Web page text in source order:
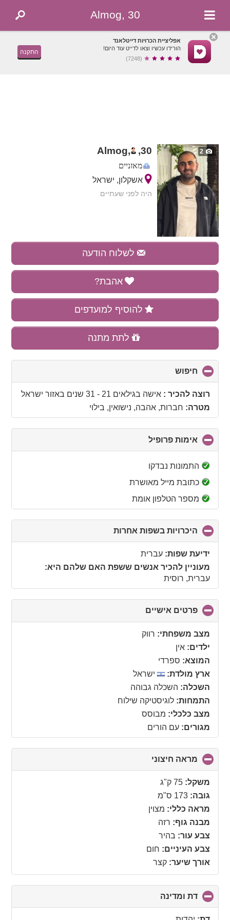
Almog, 30
אפליציית הכרויות דייטלאנד
הורידו עכשיו וצאו לדייט עוד היום!
(7248)
התקנה
2
Almog, ,30
מאזניים
אשקלון, ישראל
היה לפני שעתיים
לשלוח הודעה
אהבת?
להוסיף למועדפים
לתת מתנה
חיפוש
to
collapseרוצה להכיר :אישה בגילאים 21 - 31 שנים באזור ישראל
מטרה: חברות, אהבה, נישואין, בילוי
אימות פרופיל
to
התמונות נבדקו
כתובת מייל מאושרת
מספר הטלפון אומת
היכרויות בשפות אחרות
to
ידיעת שפות: עברית
מעוניין להכיר אנשים ששפת האם שלהם היא:
עברית, רוסית
פרטים אישיים
to
collapse
contents
מצב משפחתי: רווק
ילדים: אין
המוצא: ספרדי
ארץ מולדת:
ישראל
השכלה: השכלה גבוהה
התמחות: לוגיסטיקה שילוח
מצב כלכלי: מבוסס
מגורים: עם הורים
מראה חיצוני
to
משקל: 75 ק"ג
גובה: 173 ס"מ
מראה כללי: מצוין
מבנה גוף: רזה
צבע עור: בהיר
צבע העיניים: חום
אורך שיער: קצר
דת ומדינה
to